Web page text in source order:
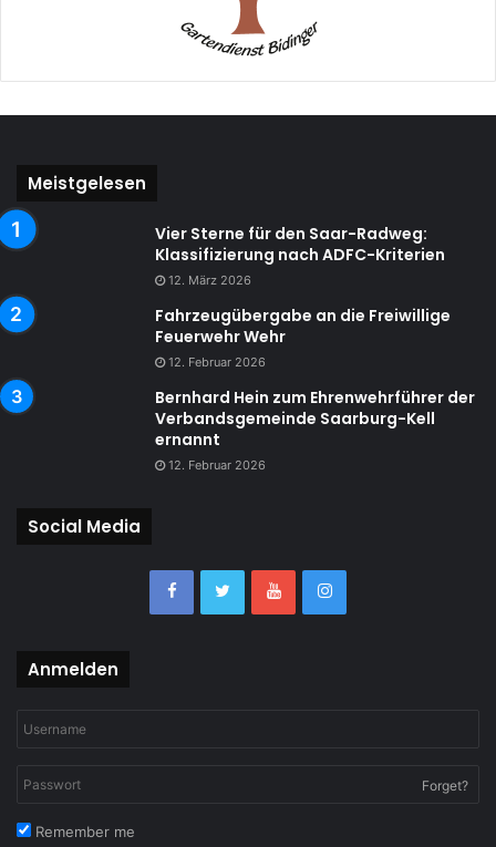
Meistgelesen
Vier Sterne für den Saar-Radweg:
Klassifizierung nach ADFC-Kriterien
12. März 2026
Fahrzeugübergabe an die Freiwillige
Feuerwehr Wehr
12. Februar 2026
Bernhard Hein zum Ehrenwehrführer der
Verbandsgemeinde Saarburg-Kell
ernannt
12. Februar 2026
Social Media
Anmelden
Forget?
Remember me